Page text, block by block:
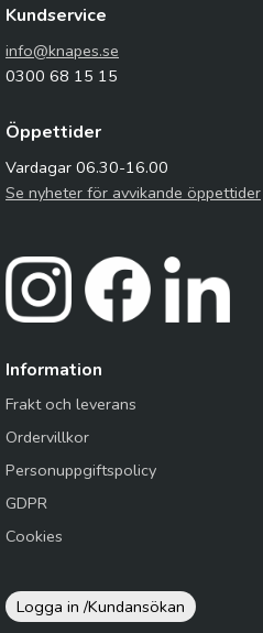
Kundservice
info@knapes.se
0300 68 15 15
Öppettider
Vardagar 06.30-16.00
Se nyheter för avvikande öppettider
Information
Frakt och leverans
Ordervillkor
Personuppgiftspolicy
GDPR
Cookies
Logga in /Kundansökan